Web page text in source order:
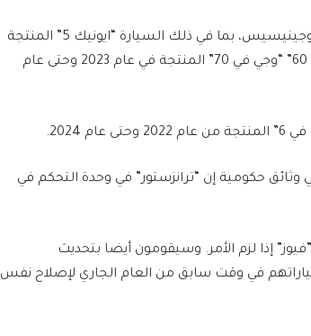
وتشمل عملية الاستدعاء أكثر من 145 ألف سيارة هيونداي وجينيسيس، بما في ذلك السيارة “ايونيك 5” المنتجة
في عام 2022 وحتى عام 2024 والسيارة “ايونيك 6″ و”جي في 60” “وجي في 70” المنتجة في عام 2023 وحتى عام
حكومية إن “ترانزستور” في وحدة التحكم في
إذا لزم الأمر. وسيقومون أيضا بتحديث
في وقت سابق من العام الجاري لإصلاح نفس